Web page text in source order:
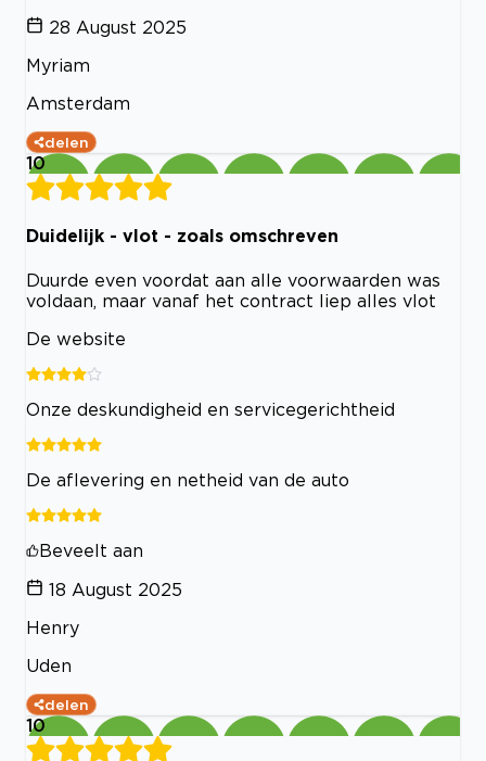
28 August 2025
Myriam
Amsterdam
delen
10
Duidelijk - vlot - zoals omschreven
Duurde even voordat aan alle voorwaarden was
voldaan, maar vanaf het contract liep alles vlot
De website
Onze deskundigheid en servicegerichtheid
De aflevering en netheid van de auto
Beveelt aan
18 August 2025
Henry
Uden
delen
10